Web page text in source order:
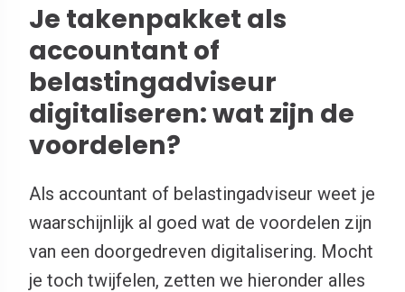
Je takenpakket als
accountant of
belastingadviseur
digitaliseren: wat zijn de
voordelen?
Als accountant of belastingadviseur weet je
waarschijnlijk al goed wat de voordelen zijn
van een doorgedreven digitalisering. Mocht
je toch twijfelen, zetten we hieronder alles